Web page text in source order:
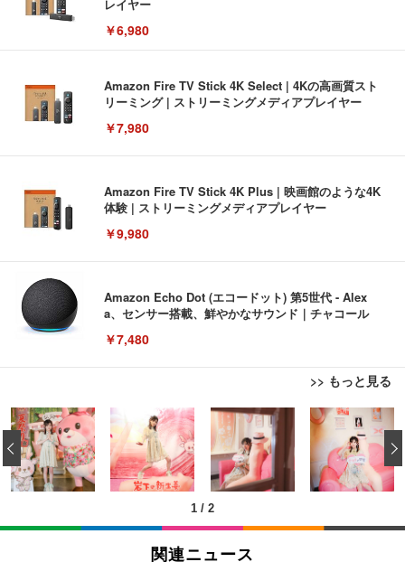
レイヤー
￥6,980
Amazon Fire TV Stick 4K Select | 4Kの高画質スト
リーミング | ストリーミングメディアプレイヤー
￥7,980
Amazon Fire TV Stick 4K Plus | 映画館のような4K
体験 | ストリーミングメディアプレイヤー
￥9,980
Amazon Echo Dot (エコードット) 第5世代 - Alex
a、センサー搭載、鮮やかなサウンド｜チャコール
￥7,480
>> もっと見る
[EdoErgo] オフィスチェア 椅子 テレワーク 疲れな
い 跳ね上げ式アームレスト コンパクト 約105度ロッ
キング pc 事務椅子 360度回転 座面昇降 強化ナイロ
ン樹脂ベース 通気性メッシュ 在宅ワーク H-WY01
(黒網+黒枠+黒足)
￥5,699
SIHOO B100 オフィスチェア／デスクチェア メッシ
ュチェア 人間工学 疲れない ブラック
EIZO ビジネス向けプレミアムモニター | FlexScan
EV3240X-WT | 31.5型4K UHD・USB Type-C・ホワ
イト
￥105,595
EIZO ビジネス向けプレミアムモニター | FlexScan
Amazonベーシック ペットシーツ 薄型 レギュラー 1
回使い捨て 無香料 ホワイト 300枚
￥3,373
Amazonベーシック ペットシーツ 厚型 ワイド 42枚
x2袋(84枚) ホワイト(吸収面:ライトブルー)
1 / 2
‹
関連ニュース